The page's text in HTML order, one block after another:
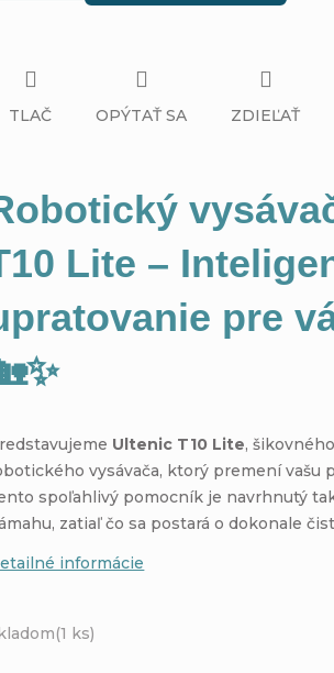
(1 ks)
Lite –
pre
Ultenic T10 Lite,
vysávača, ktorý premení vašu
spoľahlivý pomocník je navrhnutý
zatiaľ čo sa postará o dokonale
informácie
TLAČ OPÝTAŤ SA ZDIEĽAŤ